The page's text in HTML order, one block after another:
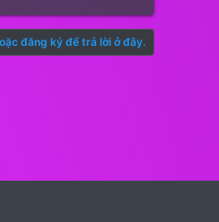
đăng ký để trả lời ở đây.